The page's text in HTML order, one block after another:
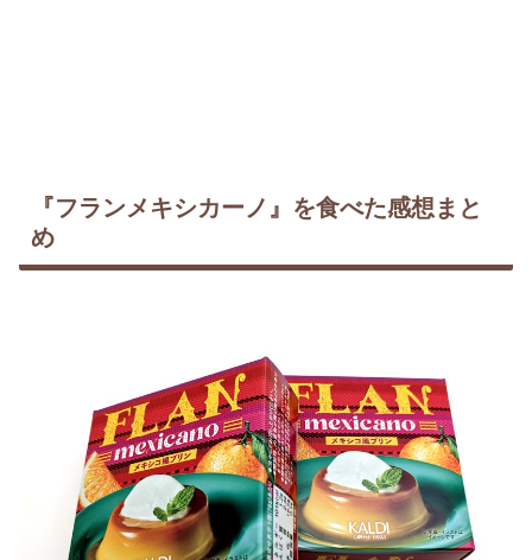
『フランメキシカーノ』を食べた感想まと
め